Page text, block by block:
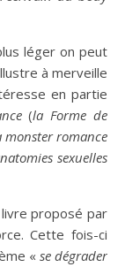
léger on peut
à merveille
en partie
(la Forme de
monster romance
sexuelles
livre proposé par
Cette fois-ci
« se dégrader